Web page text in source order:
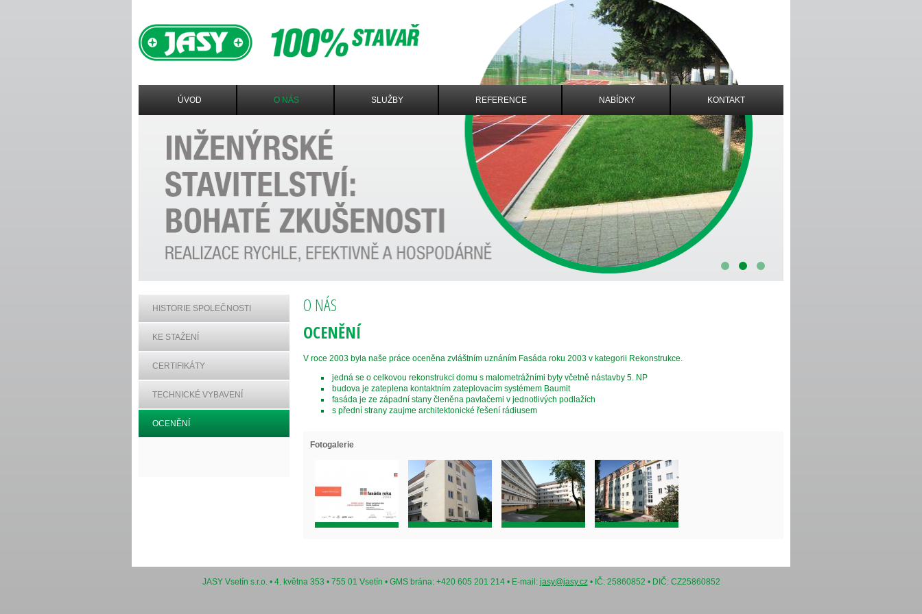
ÚVOD O NÁS SLUŽBY REFERENCE NABÍDKY KONTAKT
HISTORIE SPOLEČNOSTI
KE STAŽENÍ
CERTIFIKÁTY
TECHNICKÉ VYBAVENÍ
OCENĚNÍ
O NÁS
OCENĚNÍ
V roce 2003 byla naše práce oceněna zvláštním uznáním Fasáda roku 2003 v kategorii Rekonstrukce.
jedná se o celkovou rekonstrukci domu s malometrážními byty včetně nástavby 5. NP
budova je zateplena kontaktním zateplovacím systémem Baumit
fasáda je ze západní stany členěna pavlačemi v jednotlivých podlažích
s přední strany zaujme architektonické řešení rádiusem
Fotogalerie
JASY Vsetín s.r.o. • 4. května 353 • 755 01 Vsetín • GMS brána: +420 605 201 214 • E-mail: jasy@jasy.cz• IČ: 25860852 • DIČ: CZ25860852